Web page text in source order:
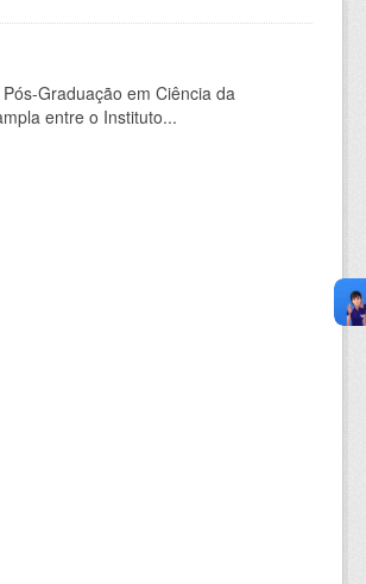
Graduação em Ciência da
entre o Instituto...